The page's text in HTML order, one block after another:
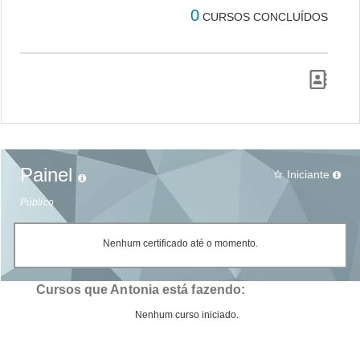
0 CURSOS CONCLUÍDOS
Painel
Público
star_border Iniciante
Nenhum certificado até o momento.
Cursos que Antonia está fazendo:
Nenhum curso iniciado.